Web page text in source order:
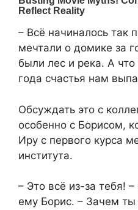
– Всё начиналось так
мечтали о домике за
были лес и река. А
года счастья нам
Обсуждать это с
особенно с Борисом,
Иру с первого курса
института.
– Это всё из-за тебя!
ему Борис. – Зачем ты